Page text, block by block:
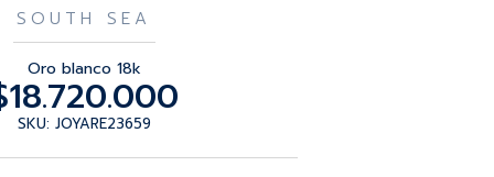
SOUTH SEA
Oro blanco 18k
18.720.000
SKU: JOYARE23659